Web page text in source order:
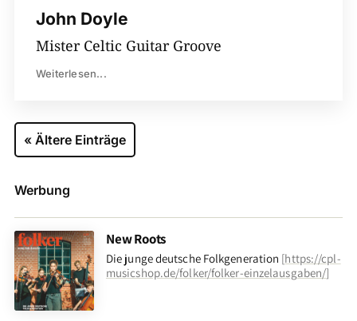
John Doyle
Mister Celtic Guitar Groove
Weiterlesen...
« Ältere Einträge
Werbung
New Roots
Die junge deutsche Folkgeneration [https://cpl-
musicshop.de/folker/folker-einzelausgaben/]